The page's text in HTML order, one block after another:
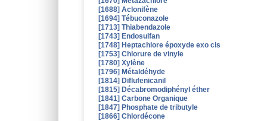
[1688] Aclonifène
[1694] Tébuconazole
[1713] Thiabendazole
[1743] Endosulfan
[1748] Heptachlore époxyde exo cis
[1753] Chlorure de vinyle
[1780] Xylène
[1796] Métaldéhyde
[1814] Diflufenicanil
[1815] Décabromodiphényl éther
[1841] Carbone Organique
[1847] Phosphate de tributyle
[1866] Chlordécone